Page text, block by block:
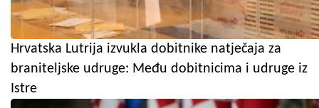
Hrvatska Lutrija izvukla dobitnike natječaja za
braniteljske udruge: Među dobitnicima i udruge iz
Istre